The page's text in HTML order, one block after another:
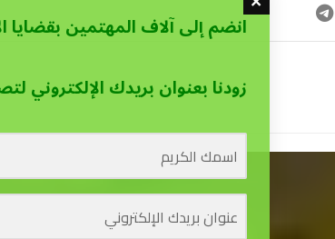
انضم إلى آلاف المهتمين بقضايا
زودنا بعنوان بريدك الإلكتروني